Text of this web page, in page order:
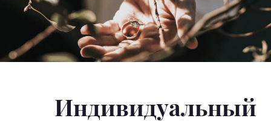
Индивидуальный